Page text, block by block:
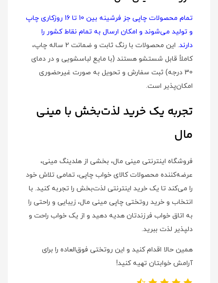
تمام محصولات چاپی جز فرشینه بین 10 تا 16 روزکاری چاپ
و تولید می‌شوند و امکان ارسال به تمام نقاط کشور را
دارند
. این محصولات با رنگ ثابت و ضمانت 2 ساله چاپ،
کاملاً قابل شستشو هستند (با مایع لباسشویی و در دمای
30 درجه) ثبت سفارش و تحویل به صورت غیرحضوری
امکان‌پذیر است.
تجربه یک خرید لذت‌بخش با مینی
مال
فروشگاه اینترنتی مینی مال، بخشی از هلدینگ مینی،
عرضه‌کننده محصولات کالای خواب چاپی، تمامی تلاش خود
را می‌کند تا یک خرید اینترنتی لذت‌بخش را تجربه کنید. با
انتخاب و خرید روتختی چاپی مینی مال، زیبایی و راحتی را
به اتاق خواب فرزندتان هدیه دهید و از یک خواب راحت و
دلپذیر لذت ببرید.
همین حالا اقدام کنید و این روتختی فوق‌العاده را برای
آرامش خوابتان تهیه کنید!